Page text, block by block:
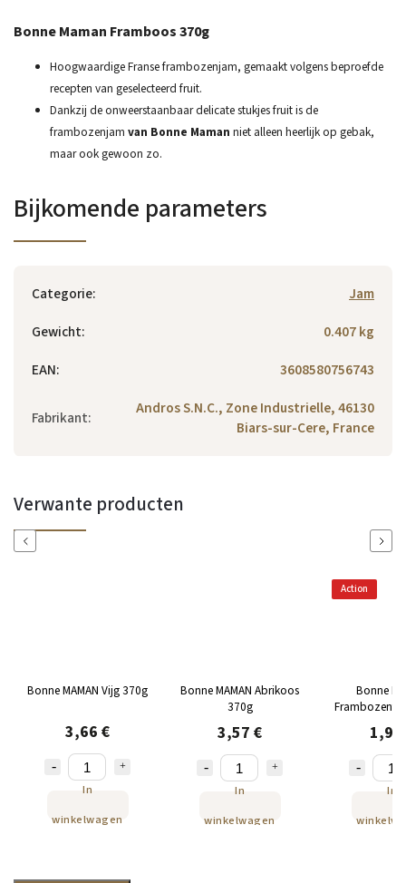
Bonne Maman Framboos 370g
Hoogwaardige Franse frambozenjam, gemaakt volgens beproefde
recepten van geselecteerd fruit.
Dankzij de onweerstaanbaar delicate stukjes fruit is de
frambozenjam van Bonne Maman niet alleen heerlijk op gebak,
maar ook gewoon zo.
Bijkomende parameters
Categorie:
Jam
Gewicht:
0.407 kg
EAN: 3608580756743
Fabrikant:
Andros S.N.C., Zone Industrielle, 46130
Biars-sur-Cere, France
Verwante producten
Previous
Bonne MAMAN Vijg 370g
3,66 €
In
winkelwagen
Bonne MAMAN Abrikoos
370g
3,57 €
In
winkelwagen
Action
Bonne
g
1,96
In
Next